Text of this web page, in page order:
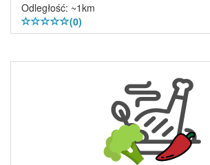
Odległość: ~1km
(0)